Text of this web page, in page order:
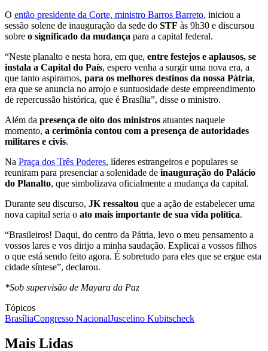
O então presidente da Corte, ministro Barros Barreto, iniciou a
sessão solene de inauguração da sede do STF às 9h30 e discursou
sobre o significado da mudança para a capital federal.
“Neste planalto e nesta hora, em que, entre festejos e aplausos, se
instala a Capital do País, espero venha a surgir uma nova era, a
que tanto aspiramos, para os melhores destinos da nossa Pátria,
era que se anuncia no arrojo e suntuosidade deste empreendimento
de repercussão histórica, que é Brasília”, disse o ministro.
Além da presença de oito dos ministros atuantes naquele
momento, a cerimônia contou com a presença de autoridades
militares e civis.
Na Praça dos Três Poderes, líderes estrangeiros e populares se
reuniram para presenciar a solenidade de inauguração do Palácio
do Planalto, que simbolizava oficialmente a mudança da capital.
Durante seu discurso, JK ressaltou que a ação de estabelecer uma
nova capital seria o ato mais importante de sua vida política.
“Brasileiros! Daqui, do centro da Pátria, levo o meu pensamento a
vossos lares e vos dirijo a minha saudação. Explicai a vossos filhos
o que está sendo feito agora. É sobretudo para eles que se ergue esta
cidade síntese”, declarou.
*Sob supervisão de Mayara da Paz
Tópicos
BrasíliaCongresso NacionalJuscelino Kubitscheck
Mais Lidas